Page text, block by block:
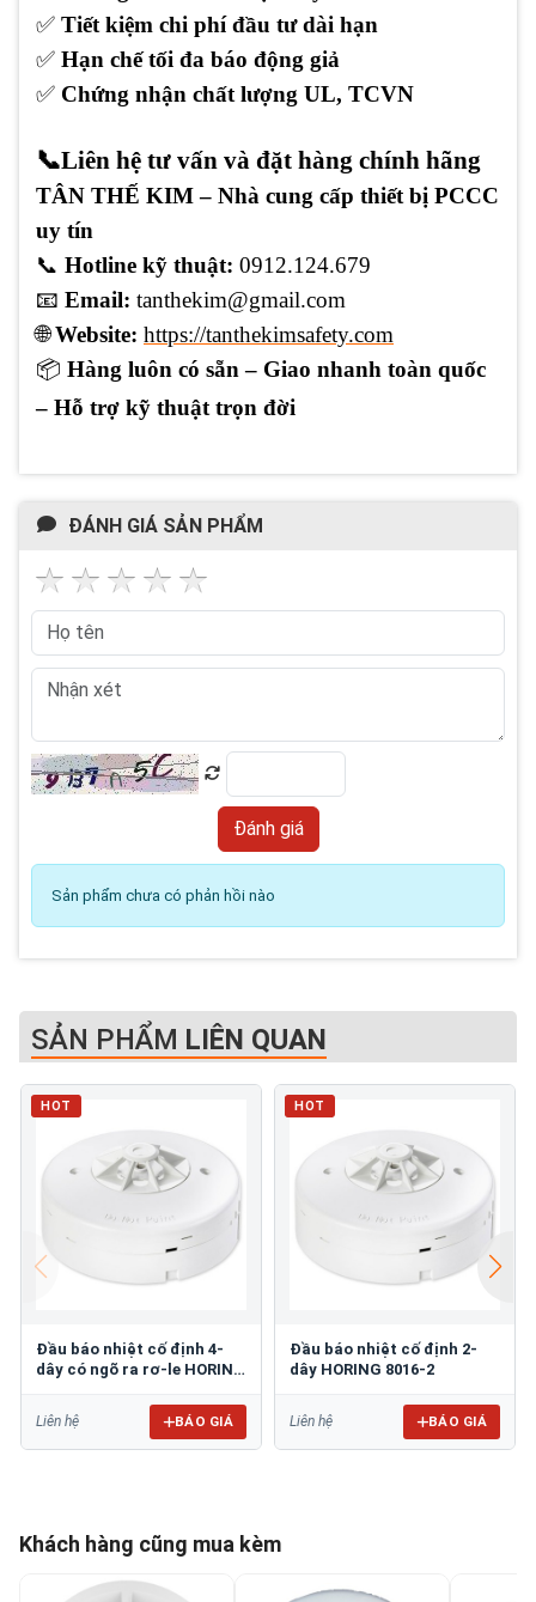
✅ Tiết kiệm chi phí đầu tư dài hạn
✅ Hạn chế tối đa báo động giả
✅ Chứng nhận chất lượng UL, TCVN
📞Liên hệ tư vấn và đặt hàng chính hãng
TÂN THẾ KIM – Nhà cung cấp thiết bị PCCC
uy tín
📞 Hotline kỹ thuật: 0912.124.679
📧 Email: tanthekim@gmail.com
🌐 Website: https://tanthekimsafety.com
📦 Hàng luôn có sẵn – Giao nhanh toàn quốc
– Hỗ trợ kỹ thuật trọn đời
ĐÁNH GIÁ SẢN PHẨM
Sản phẩm chưa có phản hồi nào
SẢN PHẨM LIÊN QUAN
HOT
Đầu báo nhiệt cố định 4-
dây có ngõ ra rơ-le HORING
Liên hệ BÁO GIÁ
HOT
Đầu báo nhiệt cố định 2-
dây HORING 8016-2
Liên hệ BÁO GIÁ
Khách hàng cũng mua kèm